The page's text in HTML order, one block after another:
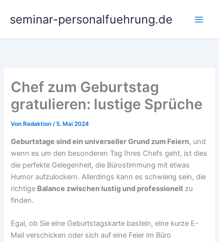
Inhaltseminar-personalfuehrung.de
Chef zum Geburtstag
gratulieren: lustige Sprüche
Von Redaktion/ 5. Mai 2024
Geburtstage sind ein universeller Grund zum Feiern, und
wenn es um den besonderen Tag Ihres Chefs geht, ist dies
die perfekte Gelegenheit, die Bürostimmung mit etwas
Humor aufzulockern. Allerdings kann es schwierig sein, die
richtige Balance zwischen lustig und professionell zu
finden.
Egal, ob Sie eine Geburtstagskarte basteln, eine kurze E-
Mail verschicken oder sich auf eine Feier im Büro